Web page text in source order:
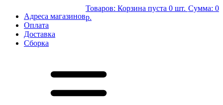
Адреса магазинов
Оплата
Доставка
Сборка
Товаров: Корзина пуста 0 шт. Сумма: 0
р.